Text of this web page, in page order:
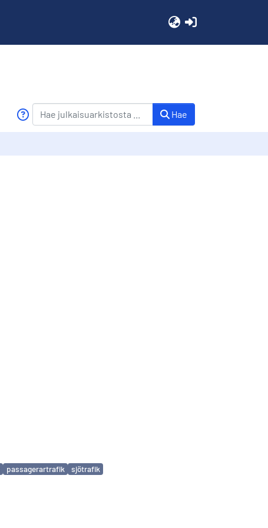
Hae
passagerartrafik
sjötrafik